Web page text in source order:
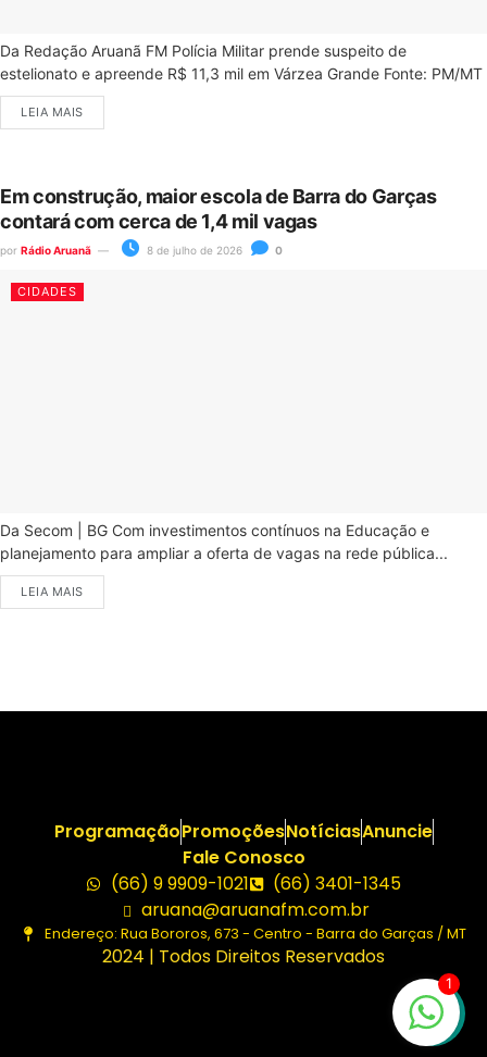
Da Redação Aruanã FM Polícia Militar prende suspeito de
estelionato e apreende R$ 11,3 mil em Várzea Grande Fonte: PM/MT
LEIA MAIS
Em construção, maior escola de Barra do Garças
contará com cerca de 1,4 mil vagas
por Rádio Aruanã 8 de julho de 2026 0
CIDADES
Da Secom | BG Com investimentos contínuos na Educação e
planejamento para ampliar a oferta de vagas na rede pública...
LEIA MAIS
ProgramaçãoPromoçõesNotíciasAnuncie
Fale Conosco
(66) 9 9909-1021
(66) 3401-1345
aruana@aruanafm.com.br
Endereço: Rua Bororos, 673 - Centro - Barra do Garças / MT
2024 | Todos Direitos Reservados
1